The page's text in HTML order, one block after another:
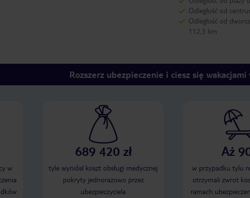
Odległość od
Odległość od
112,3 km
Rozszerz ubezpieczenie i ciesz się wakacjami
w
689 420 zł
tyle wyniósł koszt obsługi medycznej
pokryty jednorazowo przez
ubezpieczyciela
Aż
w przypadku tylu
otrzymali zwrot
ramach